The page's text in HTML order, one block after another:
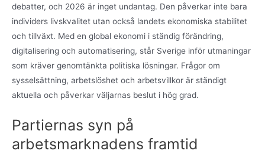
debatter, och 2026 är inget undantag. Den påverkar inte bara
individers livskvalitet utan också landets ekonomiska stabilitet
och tillväxt. Med en global ekonomi i ständig förändring,
digitalisering och automatisering, står Sverige inför utmaningar
som kräver genomtänkta politiska lösningar. Frågor om
sysselsättning, arbetslöshet och arbetsvillkor är ständigt
aktuella och påverkar väljarnas beslut i hög grad.
Partiernas syn på
arbetsmarknadens framtid